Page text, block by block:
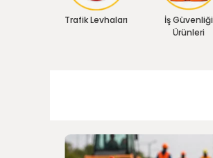
Trafik Levhaları
İş Güvenliği
Ürünleri